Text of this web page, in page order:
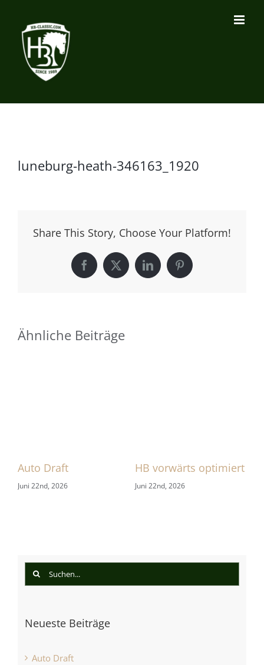
Inhalt
springen
luneburg-heath-346163_1920
Share This Story, Choose Your Platform!
Facebook
X LinkedInPinterest
Ähnliche Beiträge
Auto Draft
Juni 22nd, 2026
HB vorwärts optimiert
Juni 22nd, 2026
Suche
Neueste Beiträge
Auto Draft